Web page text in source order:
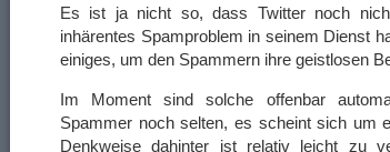
Es ist ja nicht so, dass Twitter noch
inhärentes Spamproblem in seinem Dienst
einiges, um den Spammern ihre geistlosen
Im Moment sind solche offenbar
Spammer noch selten, es scheint sich um
Denkweise dahinter ist relativ leicht zu